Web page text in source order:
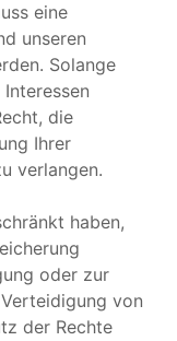
eine
unseren
Solange
die
Ihrer
verlangen.
haben,
oder zur
von
der Rechte